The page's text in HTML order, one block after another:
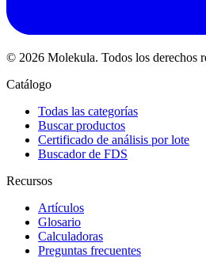
© 2026 Molekula. Todos los derechos
Catálogo
Todas las categorías
Buscar productos
Certificado de análisis por lote
Buscador de FDS
Recursos
Artículos
Glosario
Calculadoras
Preguntas frecuentes